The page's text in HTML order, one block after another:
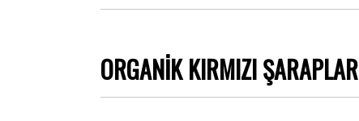
ORGANİK KIRMIZI ŞARAPLAR